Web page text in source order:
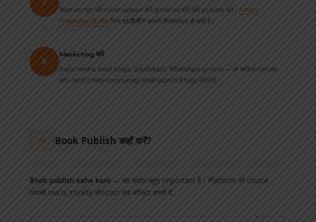
7
Manuscript और cover upload करें, price set करें, और publish करें।Astitva
Prakashan के साथसिर्फ 15 दिनोंमें आपकी किताब live हो जाती है।
8
Marketing करें
Social media, book blogs, Goodreads, WhatsApp groups — हर जगह promote
करें। हमारी 2 लाख+ community आपकी launch में help करती है।
05 Book Publish कहाँ करें?
Book publish kaha kare — यह सवाल बहुत important है। Platform की choice
आपकी reach, royalty और cost सब affect करती है: